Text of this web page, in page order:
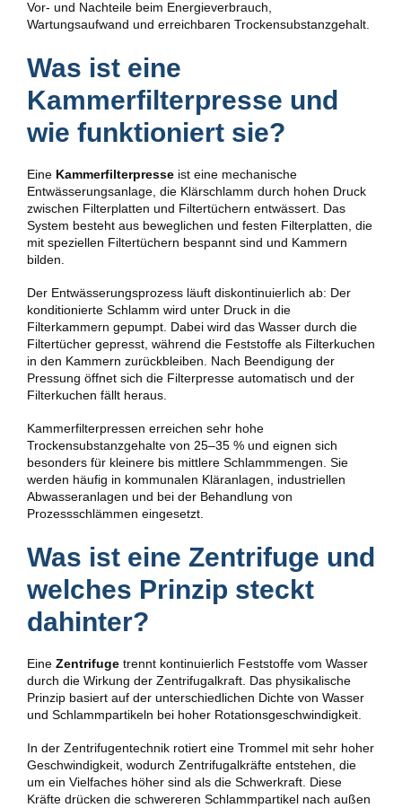
Vor- und Nachteile beim Energieverbrauch,
Wartungsaufwand und erreichbaren Trockensubstanzgehalt.
Was ist eine
Kammerfilterpresse und
wie funktioniert sie?
Eine Kammerfilterpresse ist eine mechanische
Entwässerungsanlage, die Klärschlamm durch hohen Druck
zwischen Filterplatten und Filtertüchern entwässert. Das
System besteht aus beweglichen und festen Filterplatten, die
mit speziellen Filtertüchern bespannt sind und Kammern
bilden.
Der Entwässerungsprozess läuft diskontinuierlich ab: Der
konditionierte Schlamm wird unter Druck in die
Filterkammern gepumpt. Dabei wird das Wasser durch die
Filtertücher gepresst, während die Feststoffe als Filterkuchen
in den Kammern zurückbleiben. Nach Beendigung der
Pressung öffnet sich die Filterpresse automatisch und der
Filterkuchen fällt heraus.
Kammerfilterpressen erreichen sehr hohe
Trockensubstanzgehalte von 25–35 % und eignen sich
besonders für kleinere bis mittlere Schlammmengen. Sie
werden häufig in kommunalen Kläranlagen, industriellen
Abwasseranlagen und bei der Behandlung von
Prozessschlämmen eingesetzt.
Was ist eine Zentrifuge und
welches Prinzip steckt
dahinter?
Eine Zentrifuge trennt kontinuierlich Feststoffe vom Wasser
durch die Wirkung der Zentrifugalkraft. Das physikalische
Prinzip basiert auf der unterschiedlichen Dichte von Wasser
und Schlammpartikeln bei hoher Rotationsgeschwindigkeit.
In der Zentrifugentechnik rotiert eine Trommel mit sehr hoher
Geschwindigkeit, wodurch Zentrifugalkräfte entstehen, die
um ein Vielfaches höher sind als die Schwerkraft. Diese
Kräfte drücken die schwereren Schlammpartikel nach außen